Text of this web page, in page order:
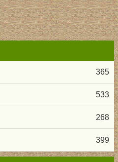
365
533
268
399